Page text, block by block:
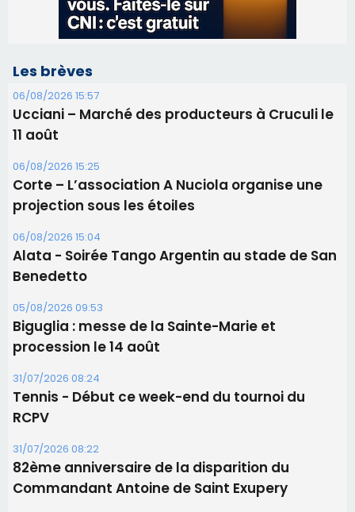
06/08/2026 15:25
Corte – L’association A Nuciola organise une
06/08/2026 15:04
Alata - Soirée Tango Argentin au stade de San
Benedetto
05/08/2026 09:53
Biguglia : messe de la Sainte-Marie et
procession le 14 août
31/07/2026 08:24
Tennis - Début ce week-end du tournoi du
RCPV
31/07/2026 08:22
82ème anniversaire de la disparition du
Commandant Antoine de Saint Exupery
Les plus lus
Satine Nomary est la nouvelle Miss Corse 2026
Éclipse du 12 août : la Corse aux premières loges
d'un spectacle qui ne reviendra pas avant 2081